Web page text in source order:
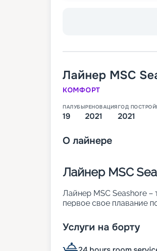
Лайнер MSC
КОМФОРТ
ПАЛУБЫ
19
РЕНОВАЦИЯ
2021
ГОД
2021
О лайнере
Лайнер MSC
Лайнер MSC Seashore –
первое свое плавание
этом лайнере больше
особенности 19-
• ширина – 41 метр;
Услуги на борту